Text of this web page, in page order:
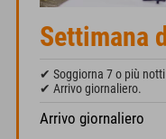
Settimana
✔ Soggiorna 7 o più
✔ Arrivo giornaliero.
Arrivo giornaliero